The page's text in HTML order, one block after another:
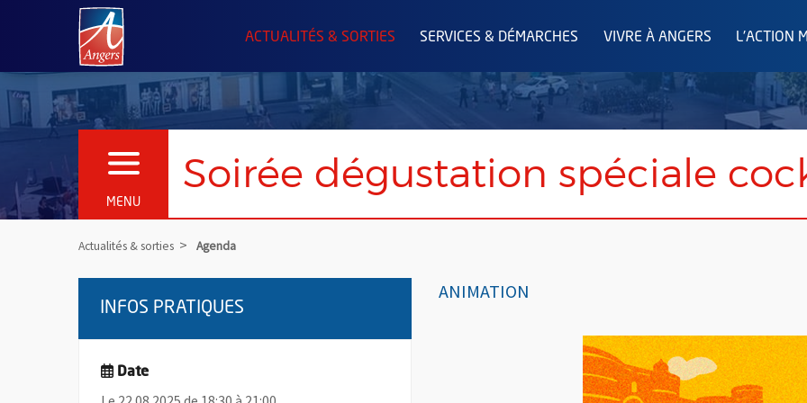
Angers.fr : Retour à l'accueil
ACTUALITÉS & SORTIES SERVICES & DÉMARCHES VIVRE À ANGERS L'ACTION
MENU
OUVRIR LE MENU Soirée dégustation spéciale
Actualités & sorties Agenda
ANIMATION
INFOS PRATIQUES
Date